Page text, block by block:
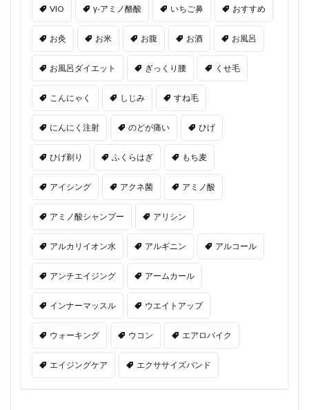
VIO γ-アミノ酪酸 いちご鼻 おすすめ
お灸 お米 お腹 お酒 お風呂
お風呂ダイエット ぎっくり腰 くせ毛
こんにゃく しじみ すね毛
にんにく注射 のどが痛い ひげ
ひげ剃り ふくらはぎ もち麦
アイシング アクネ菌 アミノ酸
アミノ酸シャンプー アリシン
アルカリイオン水 アルギニン アルコール
アンチエイジング アームカール
インナーマッスル ウエイトアップ
ウォーキング ウコン エアロバイク
エイジングケア エクササイズバンド